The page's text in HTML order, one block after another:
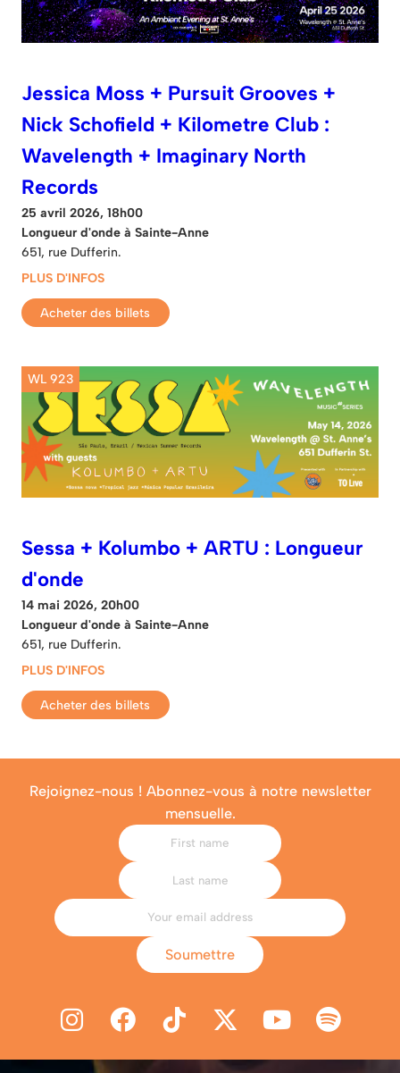
Jessica Moss + Pursuit Grooves +
Nick Schofield + Kilometre Club :
Wavelength + Imaginary North
Records
25 avril 2026, 18h00
Longueur d'onde à Sainte-Anne
651, rue Dufferin.
PLUS D'INFOS
Acheter des billets
WL 923
Sessa + Kolumbo + ARTU : Longueur
d'onde
14 mai 2026, 20h00
Longueur d'onde à Sainte-Anne
651, rue Dufferin.
PLUS D'INFOS
Acheter des billets
Rejoignez-nous ! Abonnez-vous à notre newsletter
mensuelle.
Soumettre